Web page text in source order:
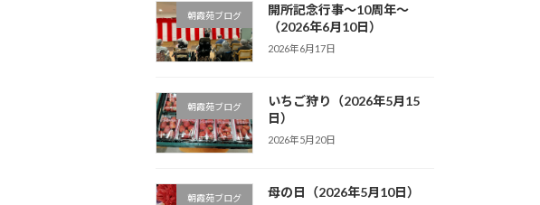
朝霞苑ブログ
開所記念行事～10周年～
（2026年6月10日）
2026年6月17日
朝霞苑ブログ
いちご狩り（2026年5月15
日）
2026年5月20日
朝霞苑ブログ 母の日（2026年5月10日）